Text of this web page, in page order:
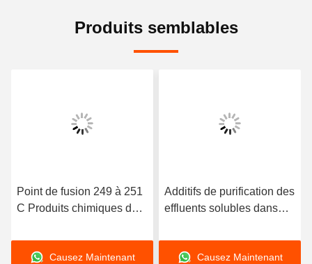
Produits semblables
Point de fusion 249 à 251
C Produits chimiques de
Le chlorure de
polyaluminium élimine les
Causez Maintenant
Additifs de purification des
effluents solubles dans
de traitement des eaux
usées essentiels pour
Causez Maintenant